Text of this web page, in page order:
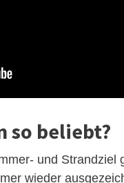
so beliebt?
und
wieder